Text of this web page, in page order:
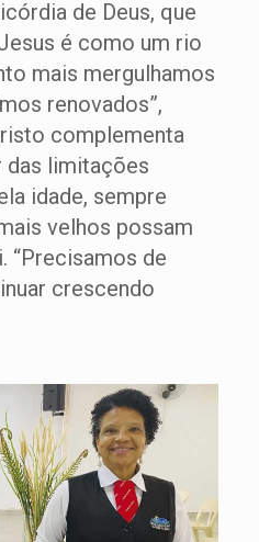
de Deus, que
é como um rio
mais mergulhamos
renovados”,
complementa
das limitações
idade, sempre
velhos possam
“Precisamos de
crescendo